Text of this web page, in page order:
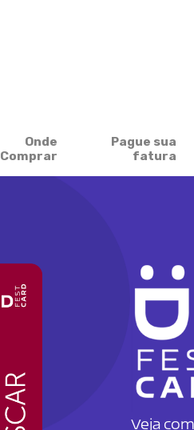
Onde
Comprar
Pague sua
fatura
Veja